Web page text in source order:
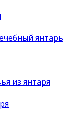
янтарь
из янтаря